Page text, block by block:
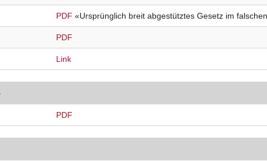
PDF «Ursprünglich breit abgestütztes Gesetz im
PDF
Link
PDF